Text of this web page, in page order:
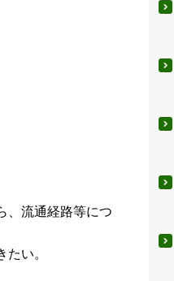
、流通経路等につ
い。